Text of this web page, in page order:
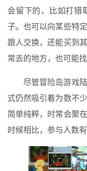
会留下的，比如打猎
子。也可以向某些特
跟人交换，还能买到
常去的地方，也可能
尽管冒险岛游戏
式仍然吸引着为数不
简单纯粹，时常会聚
时候相比，参与人数